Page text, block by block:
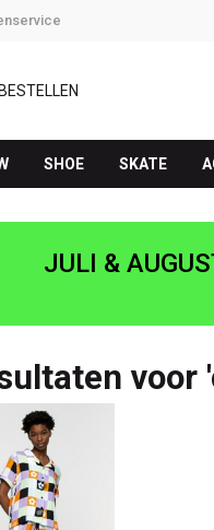
SHOE SKATE
JULI &
voor